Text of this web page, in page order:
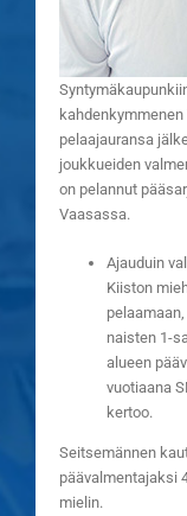
pelaajauransa
joukkueiden
on pelannut
Vaasassa.
Ajauduin
Kiiston
naisten 1-
alueen
vuotiaana
kertoo.
Seitsemännen
päävalmentajaksi
mielin.